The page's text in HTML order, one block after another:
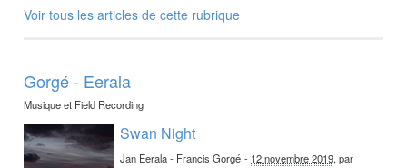
Voir tous les articles de cette rubrique
Gorgé - Eerala
Musique et Field Recording
Swan Night
Jan Eerala - Francis Gorgé - 12 novembre 2019, par